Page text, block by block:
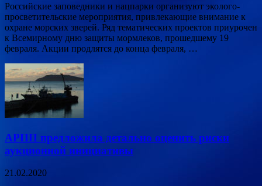
Российские заповедники и нацпарки организуют эколого-
просветительские мероприятия, привлекающие внимание к
охране морских зверей. Ряд тематических проектов приурочен
к Всемирному дню защиты мормлеков, прошедшему 19
февраля. Акции продлятся до конца февраля, …
АРПП предложила детально оценить риски
аукционной инициативы
21.02.2020